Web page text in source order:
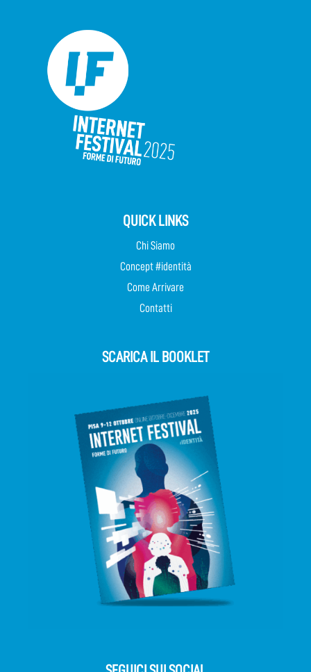
QUICK LINKS
Chi Siamo
Concept #identità
Come Arrivare
Contatti
SCARICA IL BOOKLET